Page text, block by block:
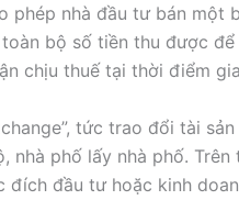
phép nhà đầu tư bán một
bộ số tiền thu được
chịu thuế tại thời điểm
tức trao đổi tài
nhà phố lấy nhà phố.
đích đầu tư hoặc kinh